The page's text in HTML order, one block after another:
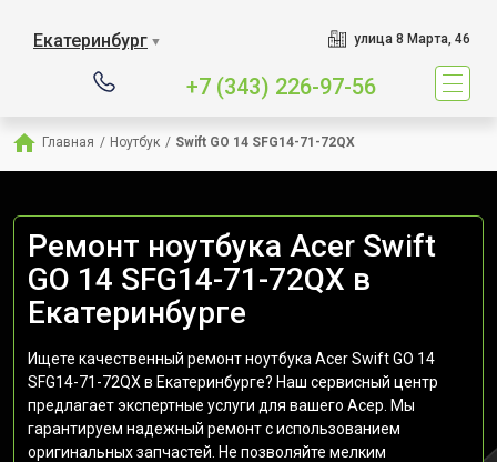
Екатеринбург ▼ улица 8 Марта, 46
+7 (343) 226-97-56
Главная / Ноутбук / Swift GO 14 SFG14-71-72QX
Ремонт ноутбука Acer Swift
GO 14 SFG14-71-72QX в
Екатеринбурге
Ищете качественный ремонт ноутбука Acer Swift GO 14
SFG14-71-72QX в Екатеринбурге? Наш сервисный центр
предлагает экспертные услуги для вашего Асер. Мы
гарантируем надежный ремонт с использованием
оригинальных запчастей. Не позволяйте мелким